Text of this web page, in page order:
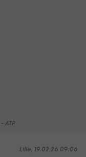
ATP
Lille, 19.02.26 09:06